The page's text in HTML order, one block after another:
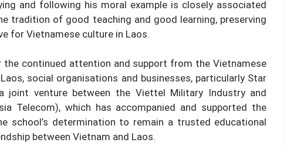
and following his moral example is closely associated
tradition of good teaching and good learning, preserving
for Vietnamese culture in Laos.
continued attention and support from the Vietnamese
social organisations and businesses, particularly Star
joint venture between the Viettel Military Industry and
Telecom), which has accompanied and supported the
school’s determination to remain a trusted educational
between Vietnam and Laos.